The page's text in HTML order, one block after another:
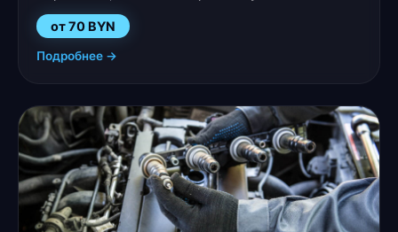
от 70 BYN
Подробнее →